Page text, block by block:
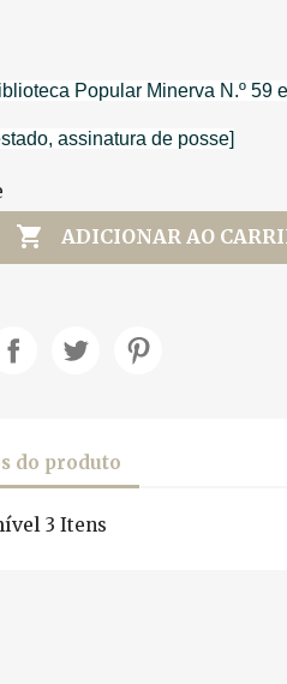
Popular Minerva N.º 59
assinatura de posse]
 ADICIONAR AO
do produto
3 Itens